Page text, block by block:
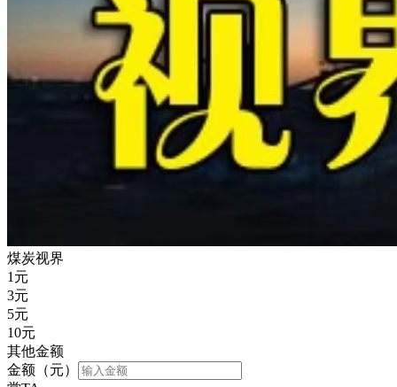
煤炭视界
1 元
3元
5元
10元
其他金额
金额（元）